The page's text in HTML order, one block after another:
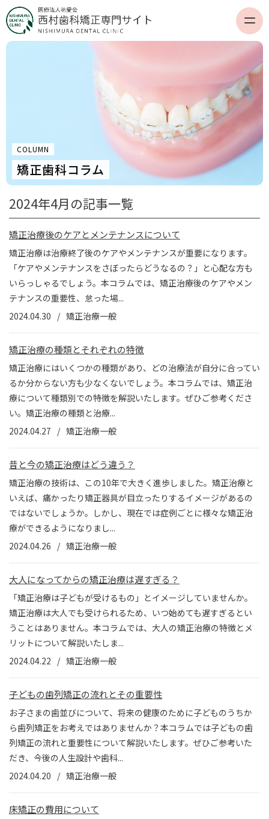
COLUMN
矯正歯科コラム
2024年4月の記事一覧
矯正治療後のケアとメンテナンスについて
矯正治療は治療終了後のケアやメンテナンスが重要になります。
「ケアやメンテナンスをさぼったらどうなるの？」と心配な方も
いらっしゃるでしょう。本コラムでは、矯正治療後のケアやメン
テナンスの重要性、怠った場...
2024.04.30
矯正治療一般
矯正治療の種類とそれぞれの特徴
矯正治療にはいくつかの種類があり、どの治療法が自分に合ってい
るか分からない方も少なくないでしょう。本コラムでは、矯正治
療について種類別での特徴を解説いたします。ぜひご参考くださ
い。矯正治療の種類と治療...
2024.04.27
矯正治療一般
昔と今の矯正治療はどう違う？
矯正治療の技術は、この10年で大きく進歩しました。矯正治療と
いえば、痛かったり矯正器具が目立ったりするイメージがあるの
ではないでしょうか。しかし、現在では症例ごとに様々な矯正治
療ができるようになりまし...
2024.04.26
矯正治療一般
大人になってからの矯正治療は遅すぎる？
「矯正治療は子どもが受けるもの」とイメージしていませんか。
矯正治療は大人でも受けられるため、いつ始めても遅すぎるとい
うことはありません。本コラムでは、大人の矯正治療の特徴とメ
リットについて解説いたしま...
2024.04.22
矯正治療一般
子どもの歯列矯正の流れとその重要性
お子さまの歯並びについて、将来の健康のために子どものうちか
ら歯列矯正をお考えではありませんか？本コラムでは子どもの歯
列矯正の流れと重要性について解説いたします。ぜひご参考いた
だき、今後の人生設計や歯科...
2024.04.20
矯正治療一般
床矯正の費用について